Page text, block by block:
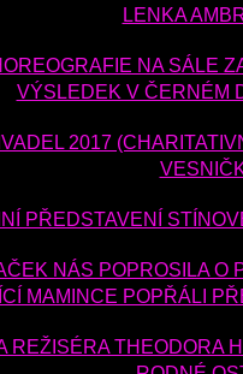
LENKA
NA SÁLE
VÝSLEDEK V ČERNÉM
2017
PŘEDSTAVENÍ
NÁS POPROSILA O
MAMINCE POPŘÁLI
REŽISÉRA THEODORA